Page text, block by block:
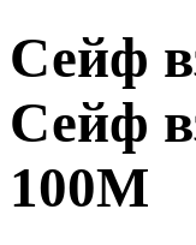
Сейф
Сейф
100M